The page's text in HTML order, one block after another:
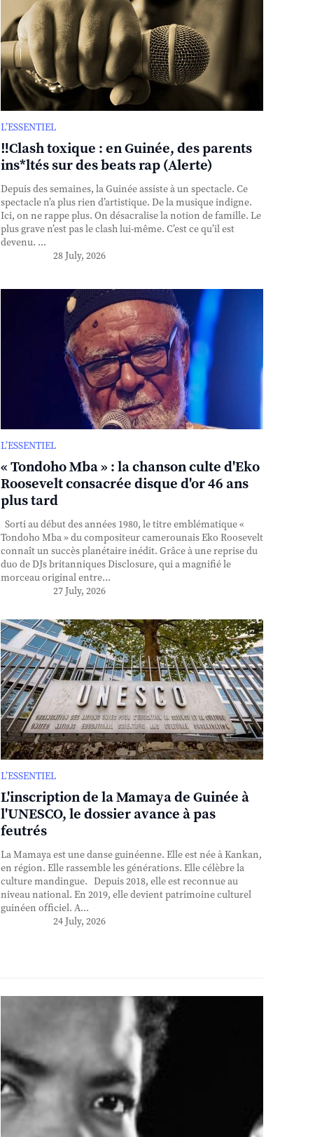
L’ESSENTIEL
‼️Clash toxique : en Guinée, des parents
ins*ltés sur des beats rap (Alerte)
Depuis des semaines, la Guinée assiste à un spectacle. Ce
spectacle n’a plus rien d’artistique. De la musique indigne.
Ici, on ne rappe plus. On désacralise la notion de famille. Le
plus grave n’est pas le clash lui-même. C’est ce qu’il est
devenu. ...
28 July, 2026
L’ESSENTIEL
« Tondoho Mba » : la chanson culte d'Eko
Roosevelt consacrée disque d'or 46 ans
plus tard
Sorti au début des années 1980, le titre emblématique «
Tondoho Mba » du compositeur camerounais Eko Roosevelt
connaît un succès planétaire inédit. Grâce à une reprise du
duo de DJs britanniques Disclosure, qui a magnifié le
morceau original entre...
27 July, 2026
L’ESSENTIEL
L'inscription de la Mamaya de Guinée à
l'UNESCO, le dossier avance à pas
feutrés
La Mamaya est une danse guinéenne. Elle est née à Kankan,
en région. Elle rassemble les générations. Elle célèbre la
culture mandingue. Depuis 2018, elle est reconnue au
niveau national. En 2019, elle devient patrimoine culturel
guinéen officiel. A...
24 July, 2026